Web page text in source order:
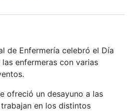
de Enfermería celebró el Día
enfermeras con varias
ofreció un desayuno a las
en los distintos